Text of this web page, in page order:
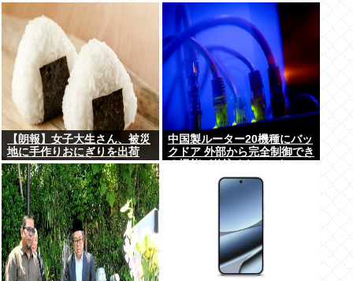
【朗報】女子大生さん、被災
地に手作りおにぎりを出荷
中国製ルーター20機種にバッ
クドア 外部から完全制御でき